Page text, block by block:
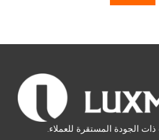
الجودة المستقرة للعملاء.